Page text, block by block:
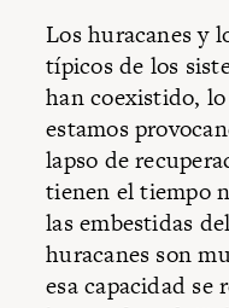
Los huracanes y
típicos de los
han coexistido,
estamos
lapso de
tienen el tiempo
las embestidas
huracanes son
esa capacidad se